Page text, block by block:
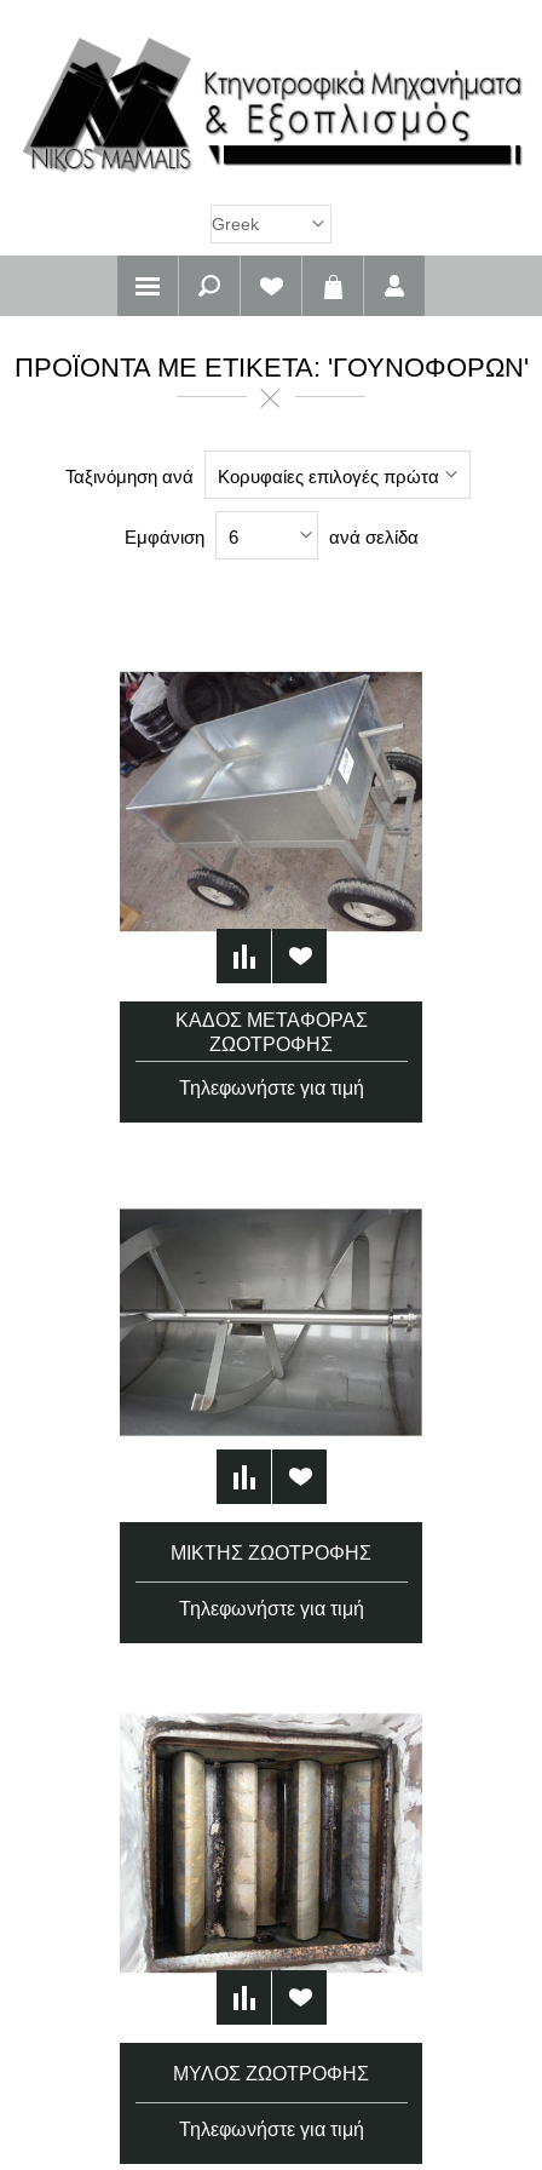
ΠΡΟΪΌΝΤΑ ΜΕ ΕΤΙΚΈΤΑ: 'ΓΟΥΝΟΦΌΡΩΝ'
Ταξινόμηση ανά Κορυφαίες επιλογές πρώτα
Εμφάνιση 6 ανά σελίδα
ΚΆΔΟΣ ΜΕΤΑΦΟΡΆΣ
ΖΩΟΤΡΟΦΉΣ
Τηλεφωνήστε για τιμή
ΜΊΚΤΗΣ ΖΩΟΤΡΟΦΉΣ
Τηλεφωνήστε για τιμή
ΜΎΛΟΣ ΖΩΟΤΡΟΦΉΣ
Τηλεφωνήστε για τιμή